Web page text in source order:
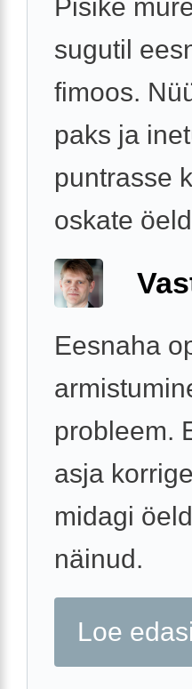
Pisike
sugutil
fimoos.
paks ja
puntrasse
oskate
Eesnaha
probleem.
asja
midagi
näinud.
Loe edasi